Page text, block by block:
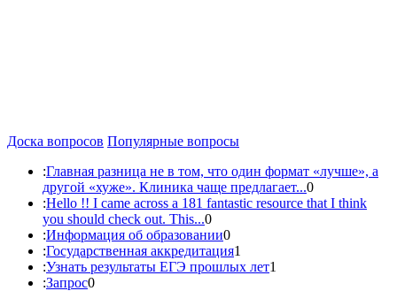
Доска вопросов Популярные вопросы
:Главная разница не в том, что один формат «лучше», а
другой «хуже». Клиника чаще предлагает...0
:Hello !! I came across a 181 fantastic resource that I think
you should check out. This...0
:Информация об образовании0
:Государственная аккредитация1
:Узнать результаты ЕГЭ прошлых лет1
:Запрос0